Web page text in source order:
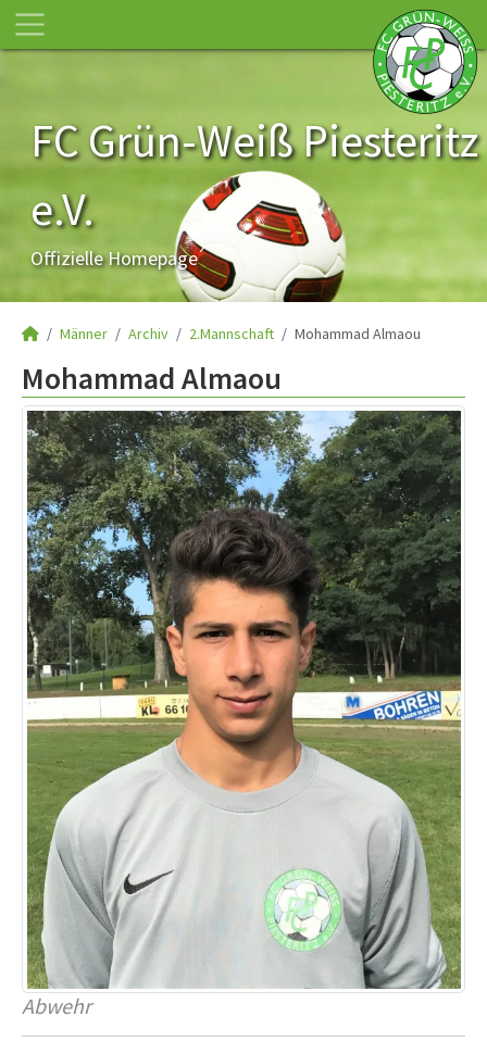
FC Grün-Weiß Piesteritz
e.V.
Offizielle Homepage
Männer Archiv 2.Mannschaft Mohammad Almaou
Mohammad Almaou
Abwehr